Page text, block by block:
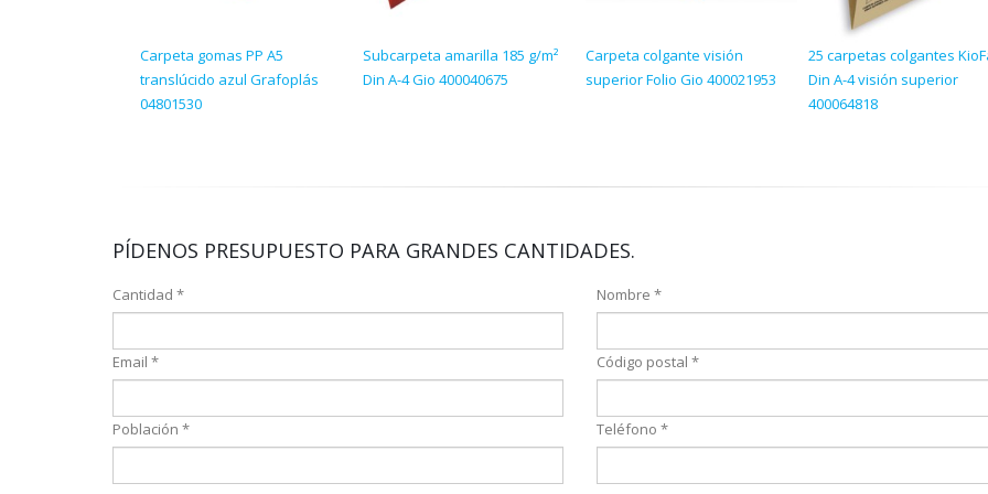
Carpeta gomas PP A5
translúcido azul Grafoplás
04801530
Subcarpeta amarilla 185 g/m²
Din A-4 Gio 400040675
Carpeta colgante visión
superior Folio Gio 400021953
25 carpetas colgantes
Din A-4 visión superior
400064818
PÍDENOS PRESUPUESTO PARA GRANDES CANTIDADES.
Cantidad * Nombre *
Email * Código postal *
Población * Teléfono *